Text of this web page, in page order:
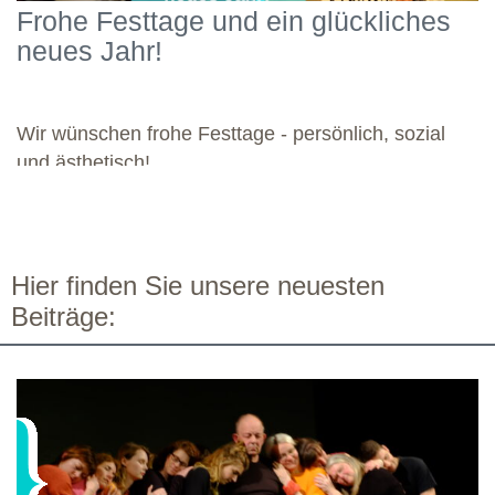
kommenden Module. Günther wünscht allen weiteren
Dozierenden viel Freude bei ihren Modulen sowie eine ebenso
Frohe Festtage und ein glückliches
neues Jahr!
Wir wünschen frohe Festtage - persönlich, sozial
und ästhetisch!
Hier finden Sie unsere neuesten
Beiträge: